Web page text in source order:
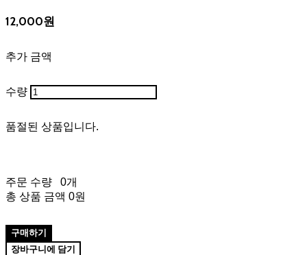
12,000원
추가 금액
수량
품절된 상품입니다.
주문 수량
0개
총 상품 금액 0원
구매하기
장바구니에 담기